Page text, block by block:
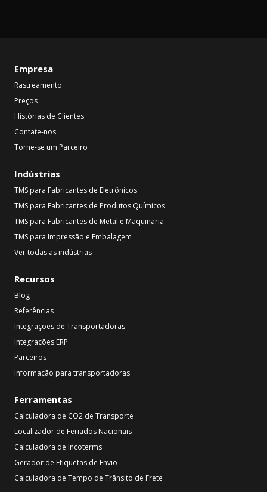
Empresa
Rastreamento
Preços
Histórias de Clientes
Contate-nos
Torne-se um Parceiro
Indústrias
TMS para Fabricantes de Eletrônicos
TMS para Fabricantes de Produtos Químicos
TMS para Fabricantes de Metal e Maquinaria
TMS para Impressão e Embalagem
Ver todas as indústrias
Recursos
Blog
Referências
Integrações de Transportadoras
Integrações ERP
Parceiros
Informação para transportadoras
Ferramentas
Calculadora de CO2 de Transporte
Localizador de Feriados Nacionais
Calculadora de Incoterms
Gerador de Etiquetas de Envio
Calculadora de Tempo de Trânsito de Frete